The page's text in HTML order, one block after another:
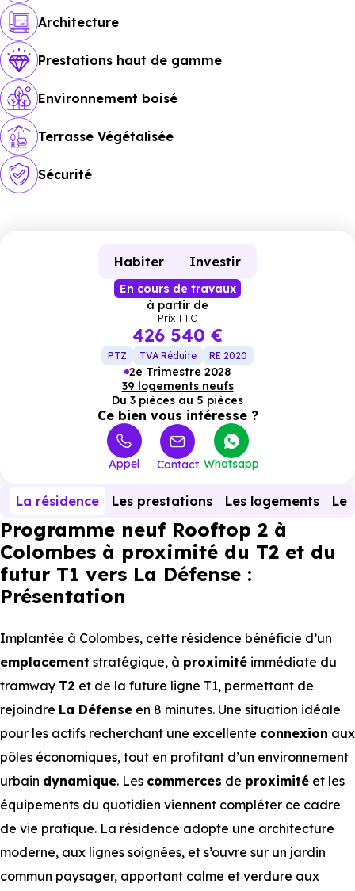
Architecture
Prestations haut de gamme
Environnement boisé
Terrasse Végétalisée
Sécurité
Habiter Investir
En cours de travaux
à partir de
Prix TTC
426 540 €
PTZ TVA Réduite RE 2020
2e Trimestre 2028
39 logements neufs
Du 3 pièces au 5 pièces
Ce bien vous intéresse ?
Appel Contact Whatsapp
La résidence Les prestations Les logements Le
Programme neuf Rooftop 2 à
Colombes à proximité du T2 et du
futur T1 vers La Défense :
Présentation
Implantée à Colombes, cette résidence bénéficie d’un
emplacement stratégique, à proximité immédiate du
tramway T2 et de la future ligne T1, permettant de
rejoindre La Défense en 8 minutes. Une situation idéale
pour les actifs recherchant une excellente connexion aux
pôles économiques, tout en profitant d’un environnement
urbain dynamique. Les commerces de proximité et les
équipements du quotidien viennent compléter ce cadre
de vie pratique. La résidence adopte une architecture
moderne, aux lignes soignées, et s’ouvre sur un jardin
commun paysager, apportant calme et verdure aux